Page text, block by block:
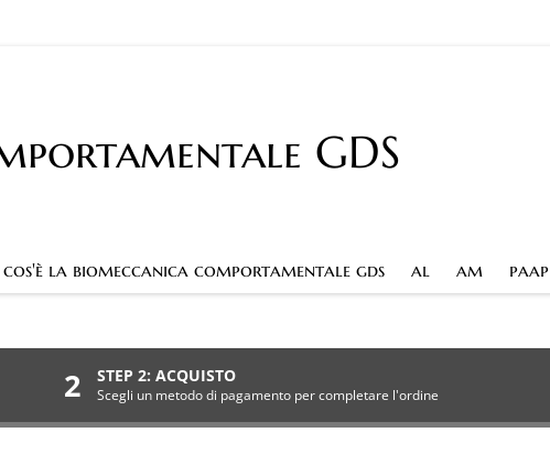
GDS
cos'è la biomeccanica comportamentale gds al am paap
2 STEP 2: ACQUISTO
Scegli un metodo di pagamento per completare l'ordine